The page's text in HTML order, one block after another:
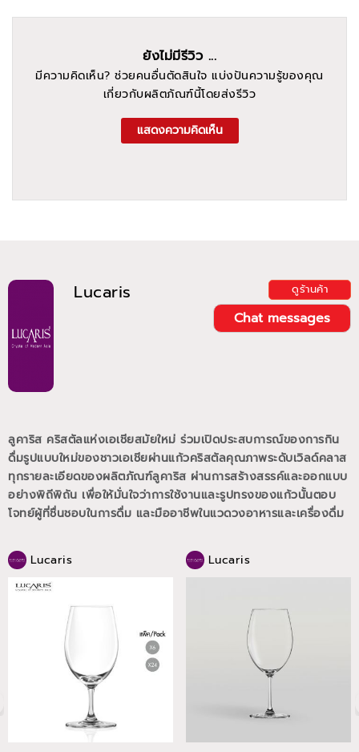
Lucaris ดูร้านค้า
Chat messages
ลูคาริส คริสตัลแห่งเอเชียสมัยใหม่ ร่วมเปิดประสบการณ์ของการกิน
ดื่มรูปแบบใหม่ของชาวเอเชียผ่านแก้วคริสตัลคุณภาพระดับเวิลด์คลาส
ทุกรายละเอียดของผลิตภัณฑ์ลูคาริส ผ่านการสร้างสรรค์และออกแบบ
อย่างพิถีพิถัน เพื่อให้มั่นใจว่าการใช้งานและรูปทรงของแก้วนั้นตอบ
โจทย์ผู้ที่ชื่นชอบในการดื่ม และมืออาชีพในแวดวงอาหารและเครื่องดื่ม
Lucaris Lucaris
ยังไม่มีรีวิว ...
มีความคิดเห็น? ช่วยคนอื่นตัดสินใจ แบ่งปันความรู้ของคุณ
เกี่ยวกับผลิตภัณฑ์นี้โดยส่งรีวิว
แสดงความคิดเห็น